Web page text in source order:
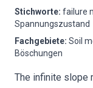
Stichworte: failure
Spannungszustand
Fachgebiete: Soil
Böschungen
The infinite slope